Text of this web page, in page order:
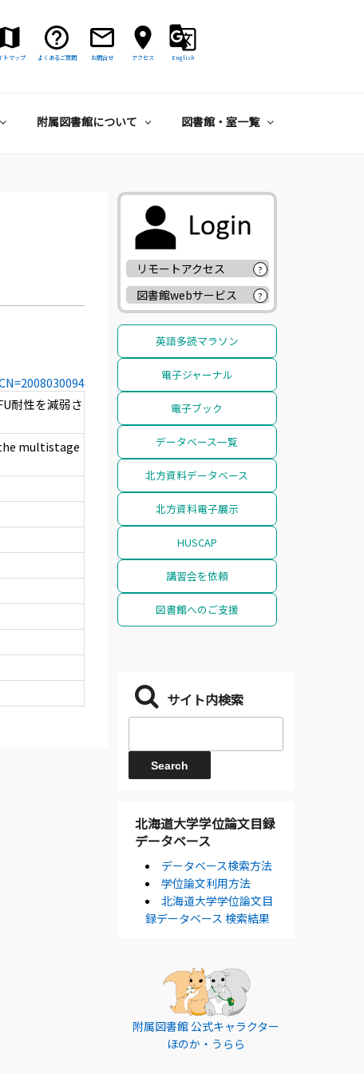
トマップ よくあるご質問 お問合せ アクセス English
附属図書館について 図書館・室一覧
耐性を減弱さ
multistage
リモートアクセス ?
図書館webサービス ?
英語多読マラソン
電子ジャーナル
電子ブック
データベース一覧
北方資料データベース
北方資料電子展示
HUSCAP
講習会を依頼
図書館へのご支援
サイト内検索
北海道大学学位論文目録
データベース
データベース検索方法
学位論文利用方法
北海道大学学位論文目
録データベース 検索結果
附属図書館 公式キャラクター
ほのか・うらら